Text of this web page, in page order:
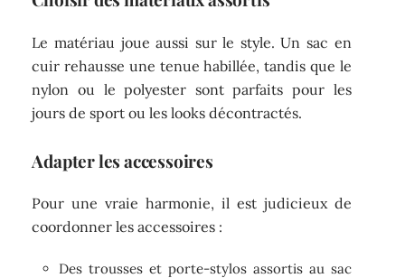
Le matériau joue aussi sur le style. Un sac en
cuir rehausse une tenue habillée, tandis que le
nylon ou le polyester sont parfaits pour les
jours de sport ou les looks décontractés.
Adapter les accessoires
Pour une vraie harmonie, il est judicieux de
coordonner les accessoires :
Des trousses et porte-stylos assortis au sac